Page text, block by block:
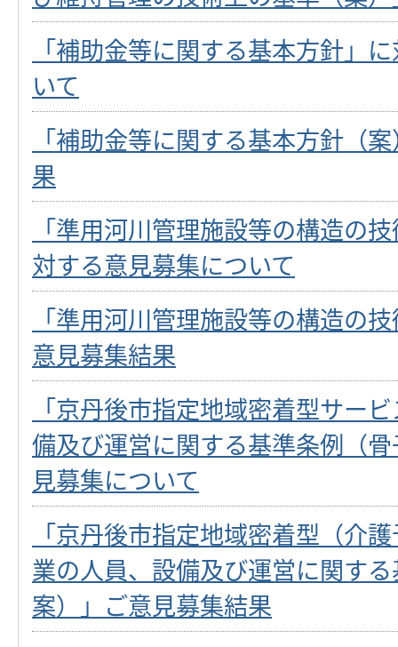
「補助金等に関する基本方針」
いて
「補助金等に関する基本方針（
果
「準用河川管理施設等の構造の
対する意見募集について
「準用河川管理施設等の構造の
意見募集結果
「京丹後市指定地域密着型サー
備及び運営に関する基準条例（
見募集について
「京丹後市指定地域密着型（介
業の人員、設備及び運営に関す
案）」ご意見募集結果